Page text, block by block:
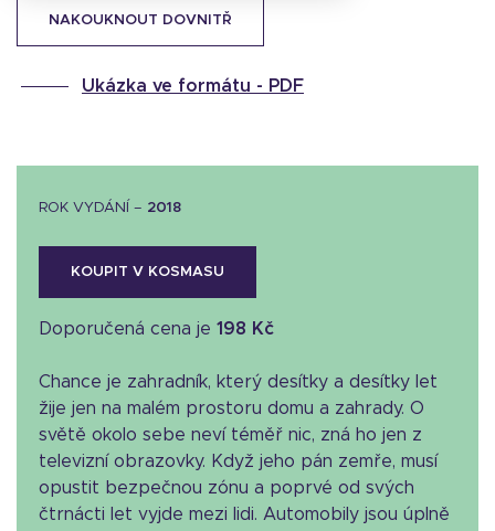
NAKOUKNOUT DOVNITŘ
Ukázka ve formátu - PDF
ROK VYDÁNÍ – 2018
KOUPIT V KOSMASU
Doporučená cena je 198 Kč
Chance je zahradník, který desítky a desítky let
žije jen na malém prostoru domu a zahrady. O
světě okolo sebe neví téměř nic, zná ho jen z
televizní obrazovky. Když jeho pán zemře, musí
opustit bezpečnou zónu a poprvé od svých
čtrnácti let vyjde mezi lidi. Automobily jsou úplně